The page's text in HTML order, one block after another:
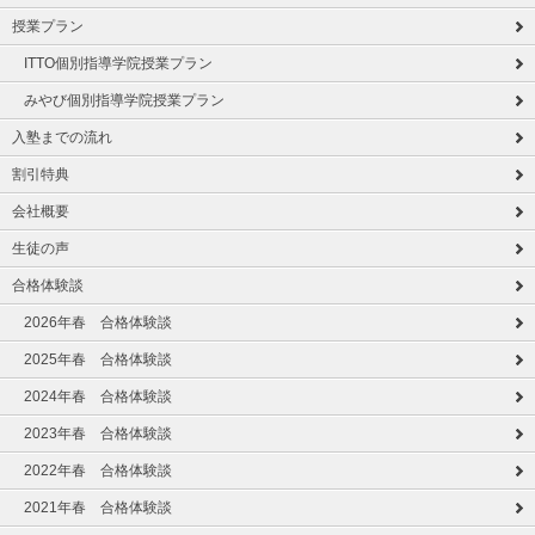
授業プラン
ITTO個別指導学院授業プラン
みやび個別指導学院授業プラン
入塾までの流れ
割引特典
会社概要
生徒の声
合格体験談
2026年春 合格体験談
2025年春 合格体験談
2024年春 合格体験談
2023年春 合格体験談
2022年春 合格体験談
2021年春 合格体験談